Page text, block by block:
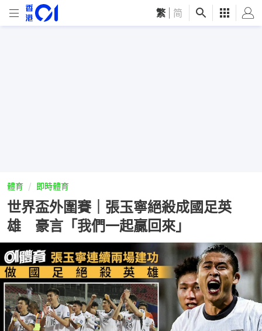
繁 简
體育 即時體育
世界盃外圍賽｜張玉寧絕殺成國足英
雄 豪言「我們一起贏回來」